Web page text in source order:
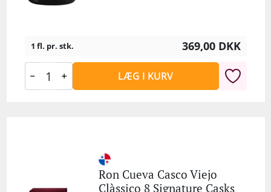
1 fl. pr. stk. 369,00 DKK
LÆG I KURV
Ron Cueva Casco Viejo
Clàssico 8 Signature Casks